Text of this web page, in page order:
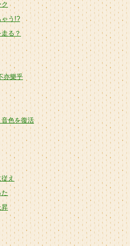
ゃう!?
る？
亦樂乎
色を復活
従え
昇